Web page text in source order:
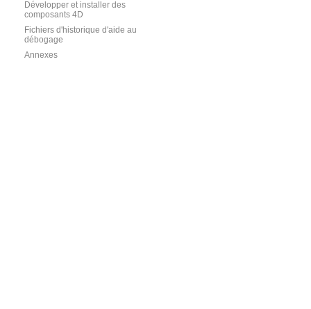
Développer et installer des
composants 4D
Fichiers d'historique d'aide au
débogage
Annexes